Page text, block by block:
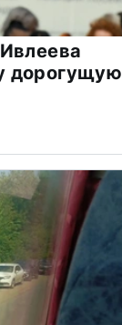
дорогущую